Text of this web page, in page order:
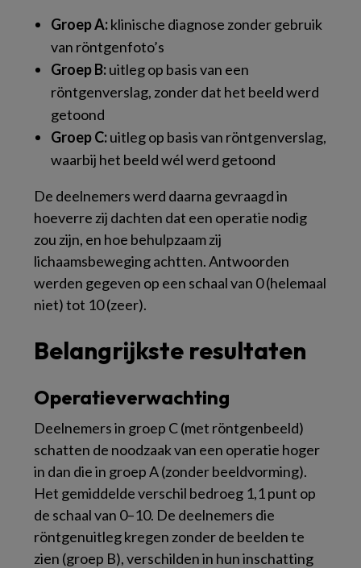
Groep A:klinische diagnose zonder gebruik
van röntgenfoto’s
Groep B:uitleg op basis van een
röntgenverslag, zonder dat het beeld werd
getoond
Groep C:uitleg op basis van röntgenverslag,
waarbij het beeld wél werd getoond
De deelnemers werd daarna gevraagd in
hoeverre zij dachten dat een operatie nodig
zou zijn, en hoe behulpzaam zij
lichaamsbeweging achtten. Antwoorden
werden gegeven op een schaal van 0 (helemaal
niet) tot 10 (zeer).
Belangrijkste resultaten
Operatieverwachting
Deelnemers in groep C (met röntgenbeeld)
schatten de noodzaak van een operatie hoger
in dan die in groep A (zonder beeldvorming).
Het gemiddelde verschil bedroeg 1,1 punt op
de schaal van 0–10. De deelnemers die
röntgenuitleg kregen zonder de beelden te
zien (groep B), verschilden in hun inschatting